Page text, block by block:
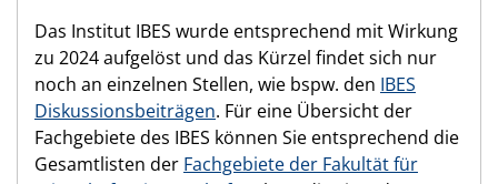
Das Institut IBES wurde entsprechend mit Wirkung
zu 2024 aufgelöst und das Kürzel findet sich nur
noch an einzelnen Stellen, wie bspw. den IBES
Diskussionsbeiträgen. Für eine Übersicht der
Fachgebiete des IBES können Sie entsprechend die
Gesamtlisten der Fachgebiete der Fakultät für